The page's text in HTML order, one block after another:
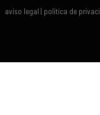
aviso legal | política de